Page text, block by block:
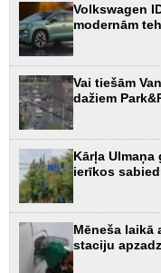
Volkswagen
modernām
Vai tiešām
dažiem
Kārļa
ierīkos
Mēneša laikā
staciju